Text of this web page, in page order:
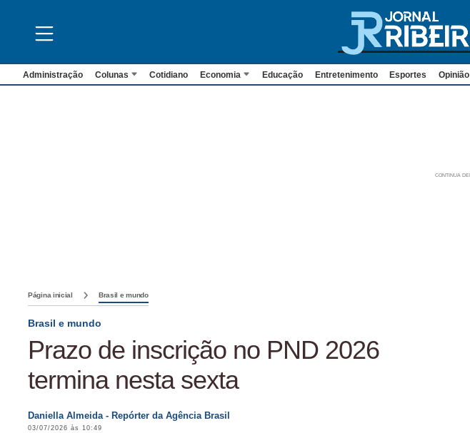
Administração Colunas Cotidiano Economia Educação Entretenimento Esportes Opinião
Página inicial Brasil e mundo
Brasil e mundo
Prazo de inscrição no PND 2026
termina nesta sexta
Daniella Almeida - Repórter da Agência Brasil
03/07/2026 às 10:49